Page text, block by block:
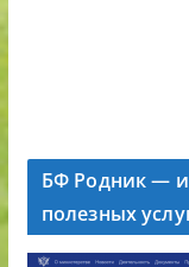
БФ Родник —
полезных